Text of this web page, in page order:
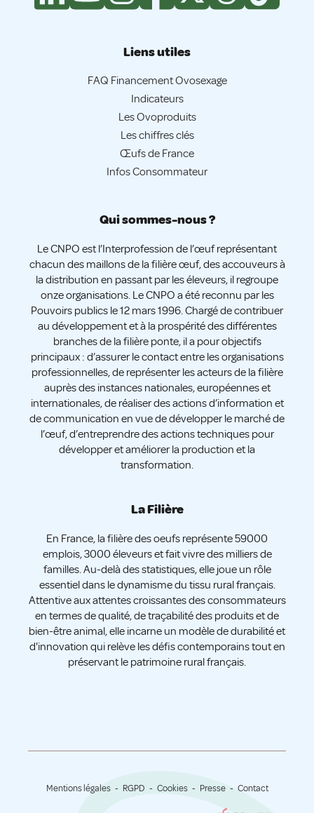
Liens utiles
FAQ Financement Ovosexage
Indicateurs
Les Ovoproduits
Les chiffres clés
Œufs de France
Infos Consommateur
Qui sommes-nous ?
Le CNPO est l’Interprofession de l’œuf représentant
chacun des maillons de la filière œuf, des accouveurs à
la distribution en passant par les éleveurs, il regroupe
onze organisations. Le CNPO a été reconnu par les
Pouvoirs publics le 12 mars 1996. Chargé de contribuer
au développement et à la prospérité des différentes
branches de la filière ponte, il a pour objectifs
principaux : d’assurer le contact entre les organisations
professionnelles, de représenter les acteurs de la filière
auprès des instances nationales, européennes et
internationales, de réaliser des actions d’information et
de communication en vue de développer le marché de
l’œuf, d’entreprendre des actions techniques pour
développer et améliorer la production et la
transformation.
La Filière
En France, la filière des oeufs représente 59000
emplois, 3000 éleveurs et fait vivre des milliers de
familles. Au-delà des statistiques, elle joue un rôle
essentiel dans le dynamisme du tissu rural français.
Attentive aux attentes croissantes des consommateurs
en termes de qualité, de traçabilité des produits et de
bien-être animal, elle incarne un modèle de durabilité et
d'innovation qui relève les défis contemporains tout en
préservant le patrimoine rural français.
Mentions légales RGPD Cookies Presse Contact